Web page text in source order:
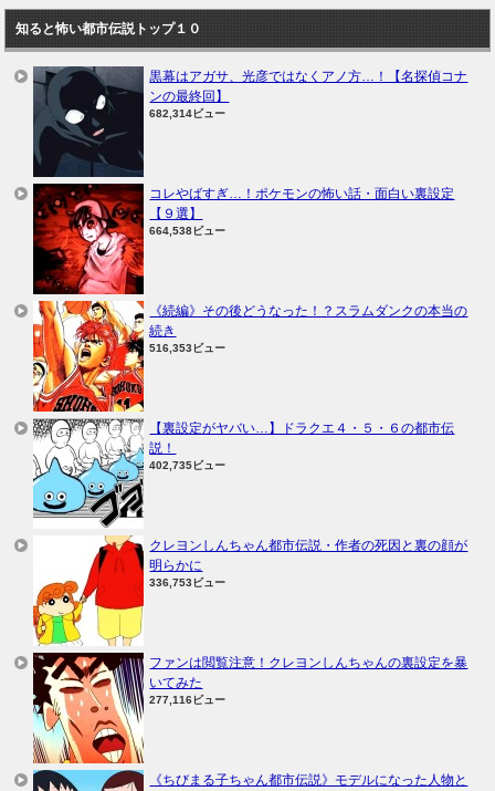
知ると怖い都市伝説トップ１０
黒幕はアガサ、光彦ではなくアノ方…！【名探偵コナ
ンの最終回】
682,314ビュー
コレやばすぎ…！ポケモンの怖い話・面白い裏設定
【９選】
664,538ビュー
《続編》その後どうなった！？スラムダンクの本当の
続き
516,353ビュー
【裏設定がヤバい…】ドラクエ４・５・６の都市伝
説！
402,735ビュー
クレヨンしんちゃん都市伝説・作者の死因と裏の顔が
明らかに
336,753ビュー
ファンは閲覧注意！クレヨンしんちゃんの裏設定を暴
いてみた
277,116ビュー
《ちびまる子ちゃん都市伝説》モデルになった人物と